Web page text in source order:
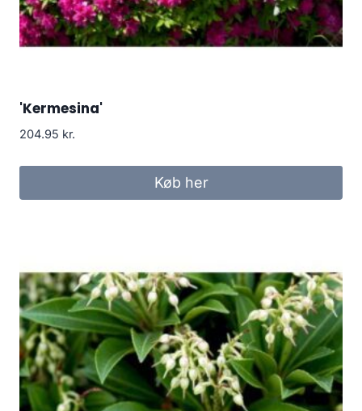
'Kermesina'
204.95 kr.
Køb her